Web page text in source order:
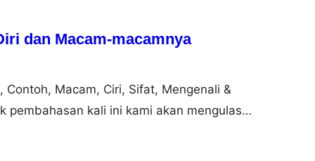
dan Macam-macamnya
Contoh, Macam, Ciri, Sifat, Mengenali &
pembahasan kali ini kami akan mengulas
dimana dalam hal ini meliputi pengertian, contoh,
dan mengembangkan nah agar dapat lebih